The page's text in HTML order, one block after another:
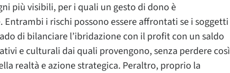
più visibili, per i quali un gesto di dono è
i rischi possono essere affrontati se i soggetti
di bilanciare l’ibridazione con il profit con un saldo
e culturali dai quali provengono, senza perdere così
realtà e azione strategica. Peraltro, proprio la